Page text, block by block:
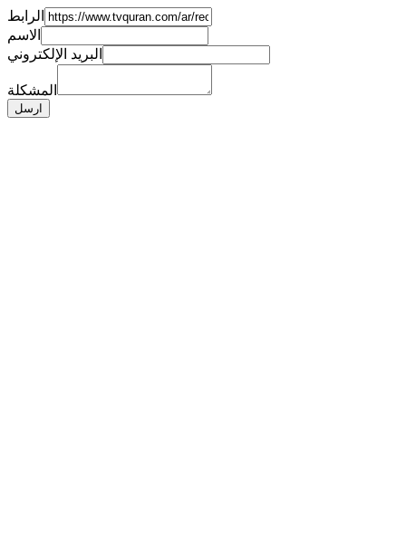
الرابط
الاسم
البريد الإلكتروني
المشكلة
ارسل